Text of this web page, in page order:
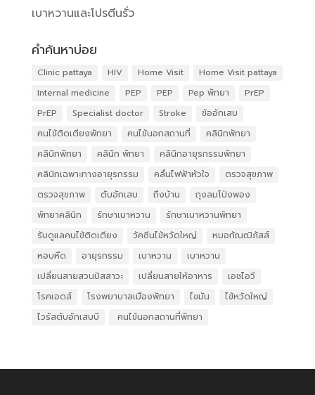
เบาหวานและโปรตีนรั่ว
คำค้นหาบ่อย
Clinic pattaya HIV Home Visit
Home Visit pattaya
Internal medicine
PEP PEP Pep พัทยา
PrEP
PrEP
Specialist doctor Stroke
ข้ออักเสบ
คนไข้ติดเตียงพัทยา
คนไข้นอกสถานที่
คลินิกพัทยา
คลินิกพัทยา
คลินิก พัทยา
คลินิกอายุรกรรมพัทยา
คลินิกเฉพาะทางอายุรกรรม
คลื่นไฟฟ้าหัวใจ
ตรวจสุขภาพ
ตรวจสุขภาพ
ตับอักเสบ ถึงบ้าน
ถุงลมโป่งพอง
พัทยาคลินิก
รักษาเบาหวาน
รักษาเบาหวานพัทยา
รับดูแลคนไข้ติดเตียง
วัคซีนไข้หวัดใหญ่
หมอกัณฒิภัสส์
หอบหืด
อายุรกรรม เบาหวาน
เบาหวาน
เปลี่ยนสายสวนปัสสาวะ
เปลี่ยนสายให้อาหาร
เอชไอวี
โรคเอดส์
โรงพยาบาลเมืองพัทยา ไขมัน
ไข้หวัดใหญ่
ไวรัสตับอักเสบบี
​ คนไข้นอกสถานที่พัทยา